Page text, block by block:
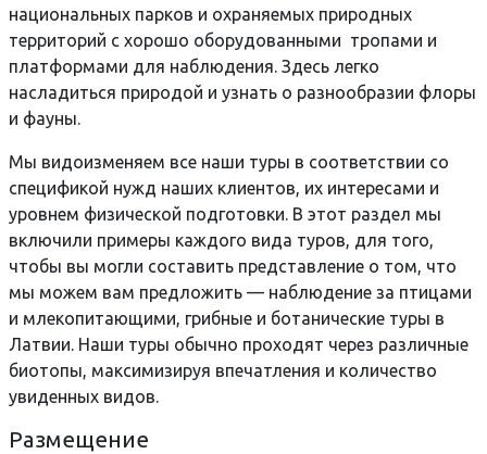
национальных парков и охраняемых природных
территорий с хорошо оборудованными тропами и
платформами для наблюдения. Здесь легко
насладиться природой и узнать о разнообразии флоры
и фауны.
Мы видоизменяем все наши туры в соответствии со
спецификой нужд наших клиентов, их интересами и
уровнем физической подготовки. В этот раздел мы
включили примеры каждого вида туров, для того,
чтобы вы могли составить представление о том, что
мы можем вам предложить — наблюдение за птицами
и млекопитающими, грибные и ботанические туры в
Латвии. Наши туры обычно проходят через различные
биотопы, максимизируя впечатления и количество
увиденных видов.
Размещение